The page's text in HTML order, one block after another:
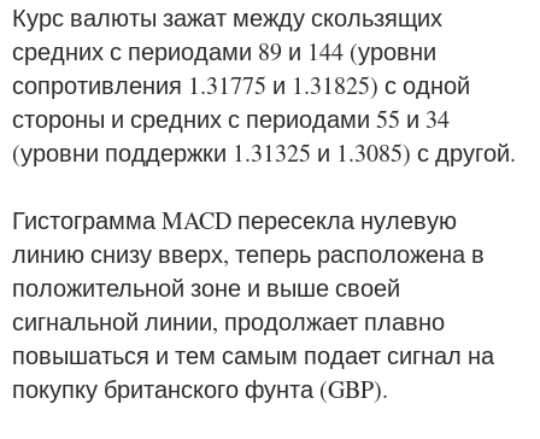
Курс валюты зажат между скользящих
средних с периодами 89 и 144 (уровни
сопротивления 1.31775 и 1.31825) с одной
стороны и средних с периодами 55 и 34
(уровни поддержки 1.31325 и 1.3085) с другой.
Гистограмма MACD пересекла нулевую
линию снизу вверх, теперь расположена в
положительной зоне и выше своей
сигнальной линии, продолжает плавно
повышаться и тем самым подает сигнал на
покупку британского фунта (GBP).